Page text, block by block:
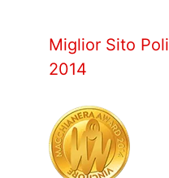
Miglior Sito
2014